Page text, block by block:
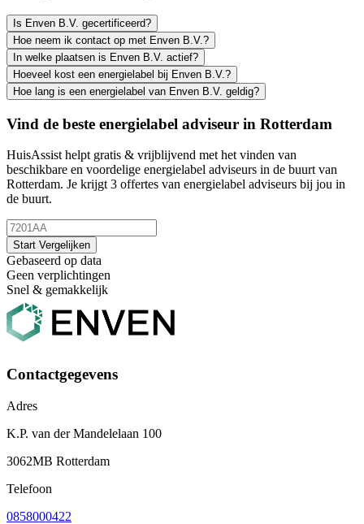
Is Enven B.V. gecertificeerd?
Hoe neem ik contact op met Enven B.V.?
In welke plaatsen is Enven B.V. actief?
Hoeveel kost een energielabel bij Enven B.V.?
Hoe lang is een energielabel van Enven B.V. geldig?
Vind de beste energielabel adviseur in Rotterdam
HuisAssist helpt gratis & vrijblijvend met het vinden van
beschikbare en voordelige energielabel adviseurs in de buurt van
Rotterdam. Je krijgt 3 offertes van energielabel adviseurs bij jou in
de buurt.
Start Vergelijken
Gebaseerd op data
Geen verplichtingen
Snel & gemakkelijk
Contactgegevens
Adres
K.P. van der Mandelelaan 100
3062MB Rotterdam
Telefoon
0858000422